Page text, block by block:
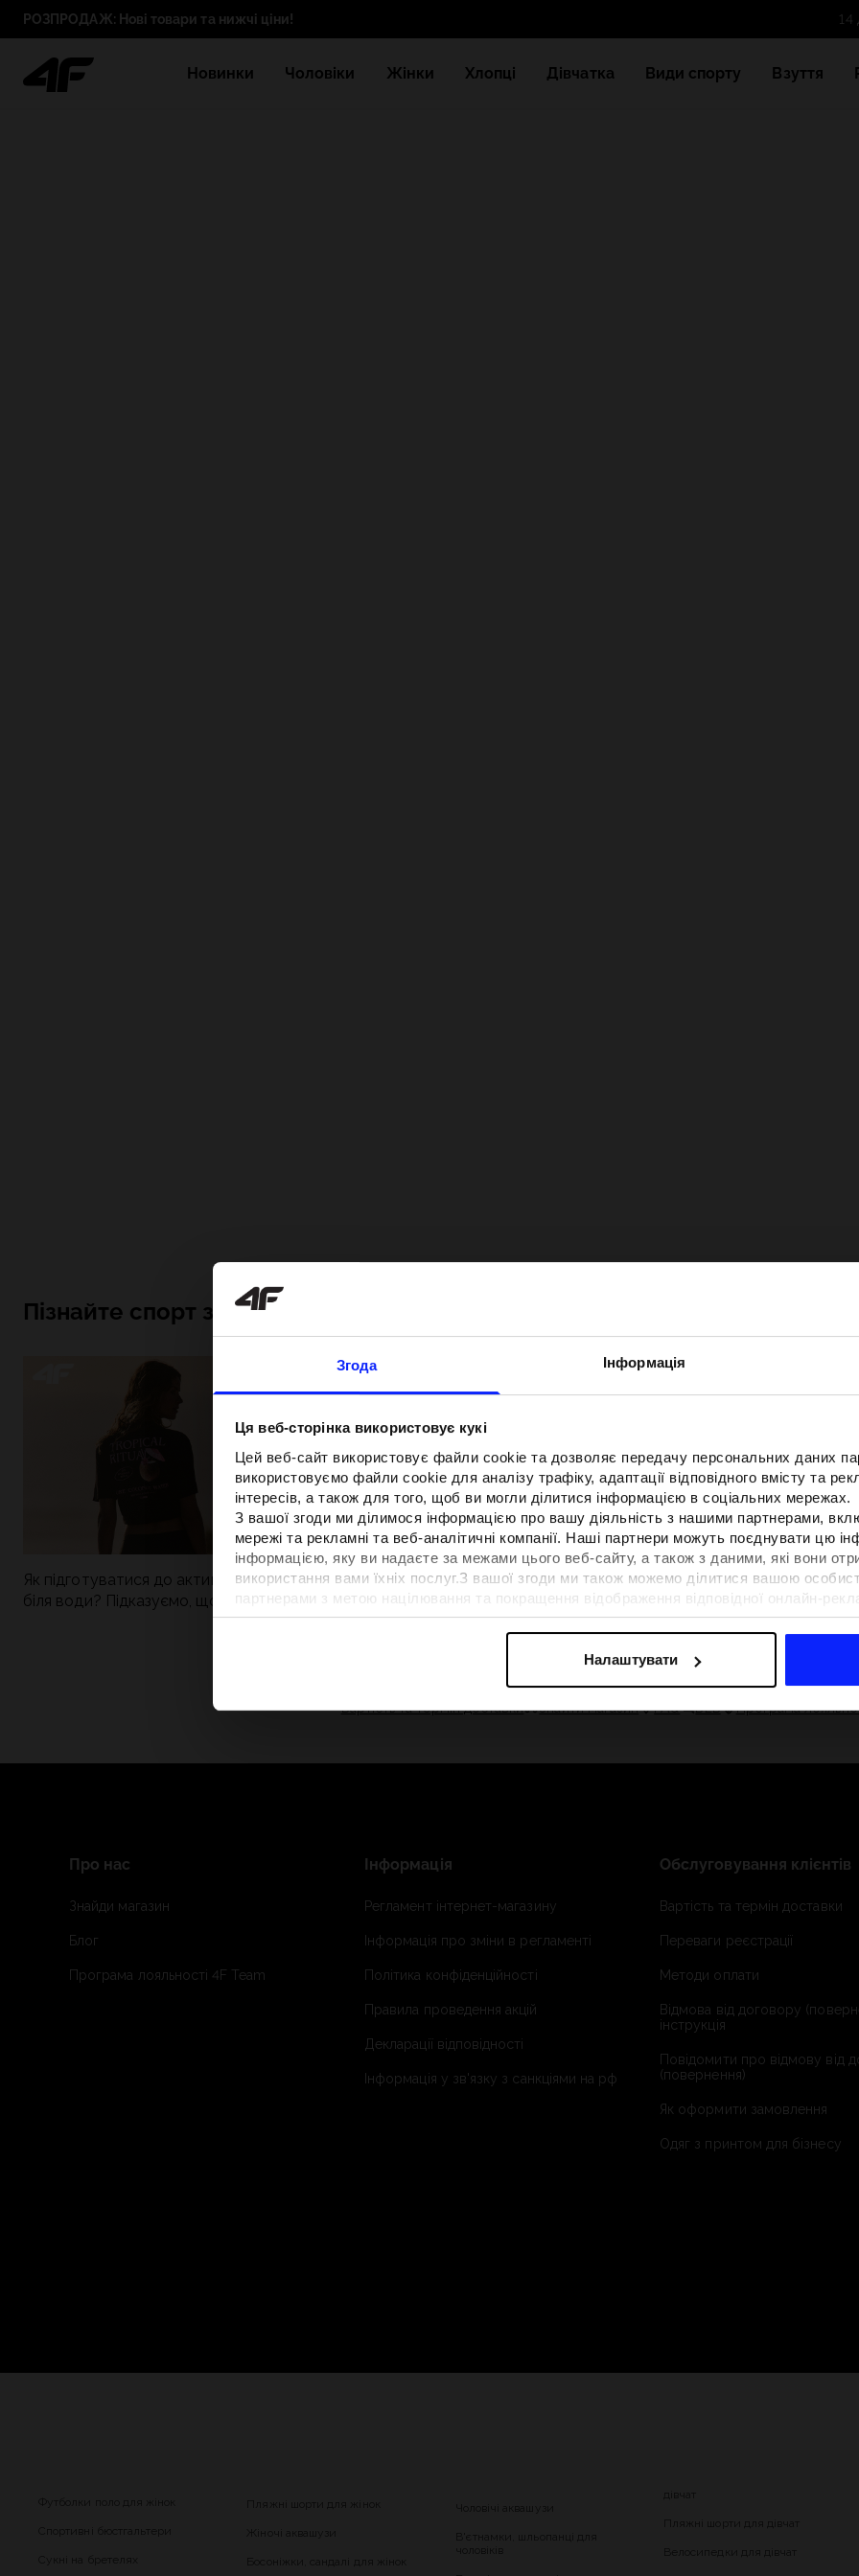
Згода Інформація
Ця веб-сторінка використовує кукі
Цей веб-сайт використовує файли cookie та дозволяє передачу персональних даних
використовуємо файли cookie для аналізу трафіку, адаптації відповідного вмісту та
інтересів, а також для того, щоб ви могли ділитися інформацією в соціальних мережах.
З вашої згоди ми ділимося інформацією про вашу діяльність з нашими партнерами,
мережі та рекламні та веб-аналітичні компанії. Наші партнери можуть поєднувати цю
інформацією, яку ви надаєте за межами цього веб-сайту, а також з даними, які вони
використання вами їхніх послуг.З вашої згоди ми також можемо ділитися вашою
партнерами з метою націлювання та покращення відображення відповідної онлайн-
відповідності вмісту та вдосконалення рішень, які пропонують наші партнери
Детальну інформацію можна знайти в нашійПолітиці конфіденційностіта в розділі
Налаштувати
РОЗПРОДАЖ: Нові товари та нижчі ціни! 14
Новинки Чоловіки Жінки Хлопці Дівчатка Види спорту Взуття
Пізнайте спорт зсередини
Як підготуватися до активного дня
біля води? Підказуємо, що зібрати до
Нова колекція 4F для тенісу та
паделу. Спортивна функціональність
поєднується із сучасним стилем
Образи на фестиваль. Як
на музичні фестивалі?
Вартість та термін доставки Знайти магазин FAQ B2B Програма
Про нас
Знайди магазин
Блог
Програма лояльності 4F Team
Інформація
Регламент інтернет-магазину
Інформація про зміни в регламенті
Політика конфіденційності
Правила проведення акцій
Декларації відповідності
Інформація у зв'язку з санкціями на рф
Обслуговування клієнтів
Вартість та термін доставки
Переваги реєстрації
Методи оплати
Відмова від договору
інструкція
Повідомити про відмову від
(повернення)
Як оформити замовлення
Одяг з принтом для бізнесу